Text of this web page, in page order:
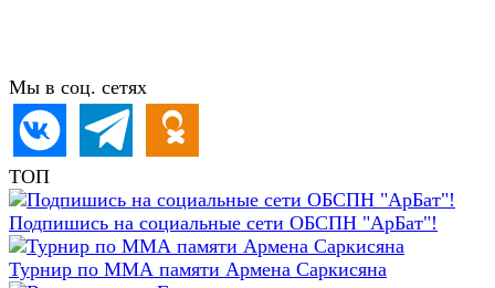
Мы в соц. сетях
ТОП
Подпишись на социальные сети ОБСПН "АрБат"!
Турнир по ММА памяти Армена Саркисяна